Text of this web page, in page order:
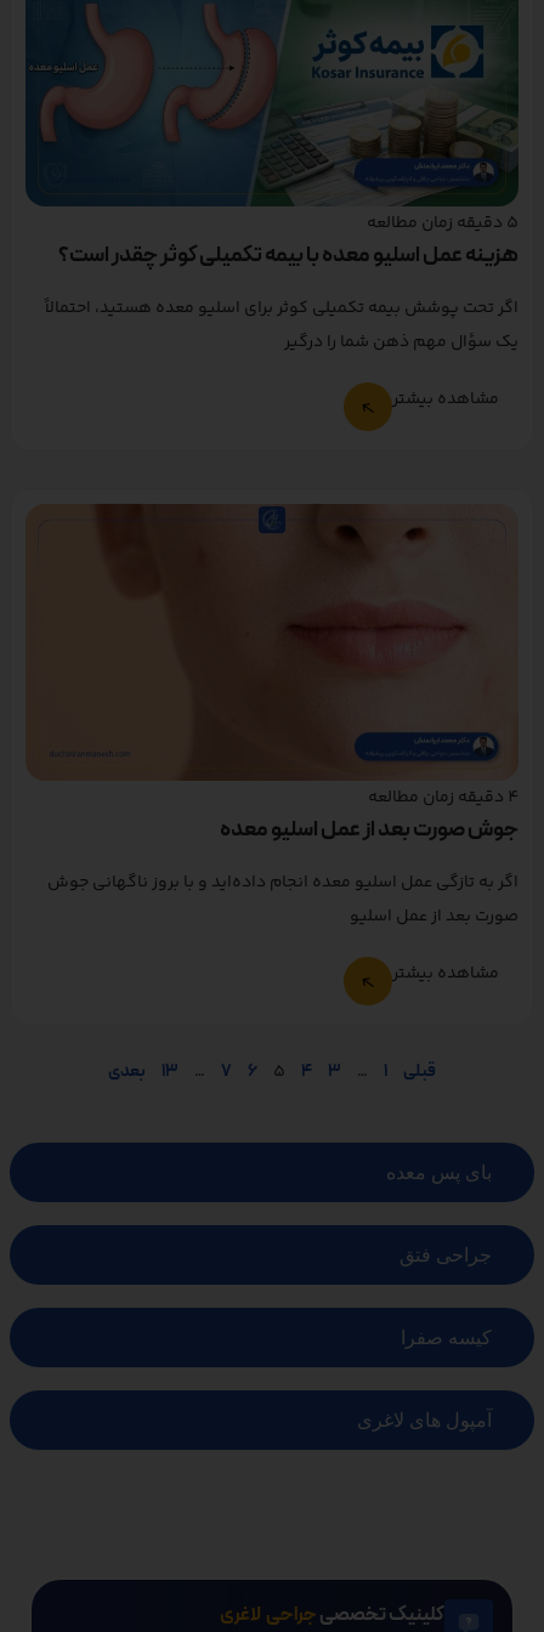
بای پس معده
جراحی فتق
کیسه صفرا
آمپول های لاغری
5 دقیقه زمان مطالعه
هزینه عمل اسلیو معده با بیمه تکمیلی کوثر چقدر است؟
اگر تحت پوشش بیمه تکمیلی کوثر برای اسلیو معده هستید، احتمالاً
یک سؤال مهم ذهن شما را درگیر
مشاهده بیشتر
4 دقیقه زمان مطالعه
جوش صورت بعد از عمل اسلیو معده
اگر به تازگی عمل اسلیو معده انجام داده‌اید و با بروز ناگهانی جوش
صورت بعد از عمل اسلیو
مشاهده بیشتر
قبلی …
3
4
5
6
7
…
13 بعدی
کلینیک تخصصیجراحی لاغری